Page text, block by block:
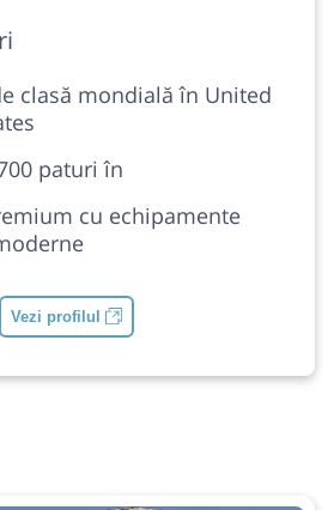
clasă mondială în United
paturi în
cu echipamente
Vezi profilul